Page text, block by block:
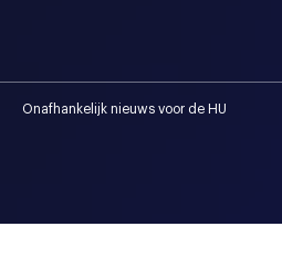
Onafhankelijk nieuws voor de HU